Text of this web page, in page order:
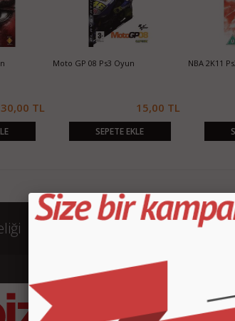
30,00 TL
Moto GP 08 Ps3 Oyun
15,00 TL
SEPETE EKLE
NBA 2K11